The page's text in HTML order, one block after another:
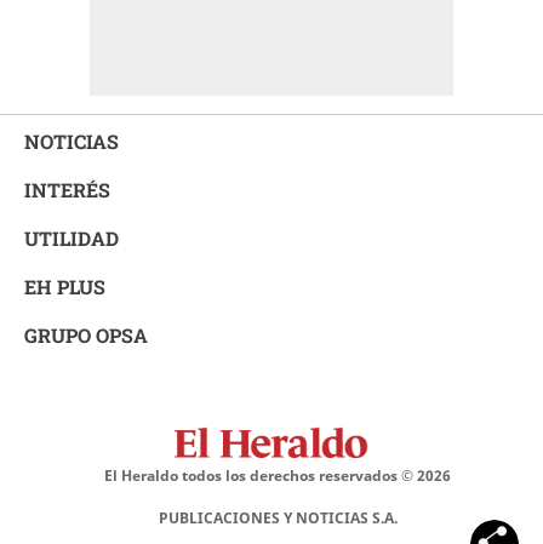
NOTICIAS
INTERÉS
UTILIDAD
EH PLUS
GRUPO OPSA
El Heraldo todos los derechos reservados ©2026
PUBLICACIONES Y NOTICIAS S.A.